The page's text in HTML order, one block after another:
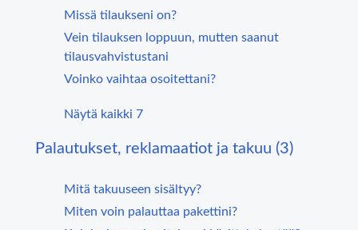
Missä tilaukseni on?
Vein tilauksen loppuun, mutten saanut
tilausvahvistustani
Voinko vaihtaa osoitettani?
Näytä kaikki 7
Palautukset, reklamaatiot ja takuu (3)
Mitä takuuseen sisältyy?
Miten voin palauttaa pakettini?